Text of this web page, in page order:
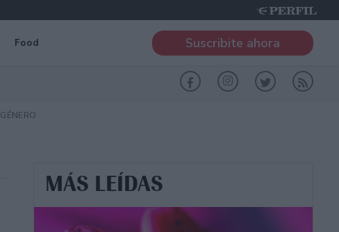
Food Suscribite ahora
GÉNERO
MÁS LEÍDAS